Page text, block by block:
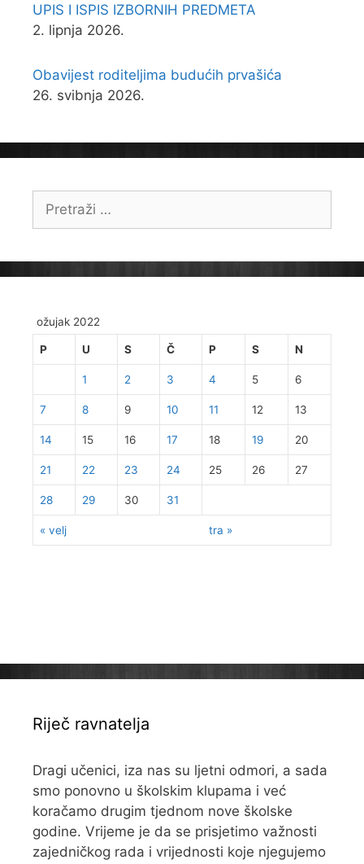
UPIS I ISPIS IZBORNIH PREDMETA
2. lipnja 2026.
Obavijest roditeljima budućih prvašića
26. svibnja 2026.
Pretraži:
ožujak 2022
P U S Č P S N
« velj tra »
1 2 3 4 5 6
7 8 9 10 11 12 13
14 15 16 17 18 19 20
21 22 23 24 25 26 27
28 29 30 31
Riječ ravnatelja
Dragi učenici, iza nas su ljetni odmori, a sada
smo ponovno u školskim klupama i već
koračamo drugim tjednom nove školske
godine. Vrijeme je da se prisjetimo važnosti
zajedničkog rada i vrijednosti koje njegujemo